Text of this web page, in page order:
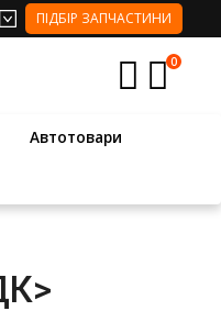
ПІДБІР ЗАПЧАСТИНИ
0
Автотовари